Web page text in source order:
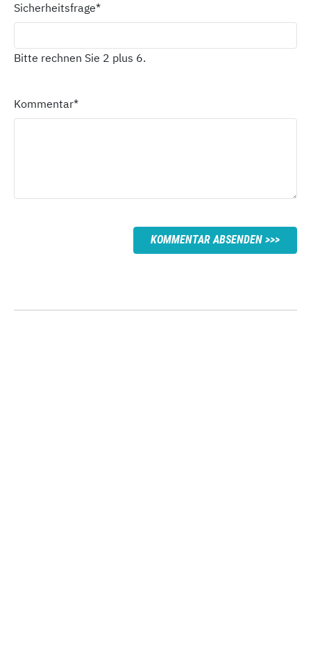
Sicherheitsfrage*
Bitte rechnen Sie 2 plus 6.
Kommentar*
KOMMENTAR ABSENDEN